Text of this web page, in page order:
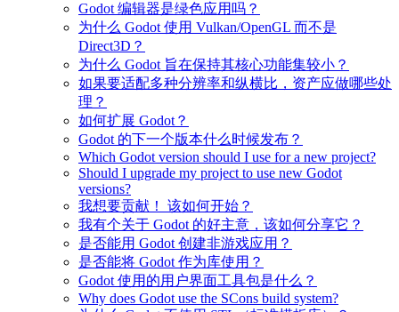
Godot 编辑器是绿色应用吗？
为什么 Godot 使用 Vulkan/OpenGL 而不是
Direct3D？
为什么 Godot 旨在保持其核心功能集较小？
如果要适配多种分辨率和纵横比，资产应做哪些处
理？
如何扩展 Godot？
Godot 的下一个版本什么时候发布？
Which Godot version should I use for a new project?
Should I upgrade my project to use new Godot
versions?
我想要贡献！ 该如何开始？
我有个关于 Godot 的好主意，该如何分享它？
是否能用 Godot 创建非游戏应用？
是否能将 Godot 作为库使用？
Godot 使用的用户界面工具包是什么？
Why does Godot use the SCons build system?